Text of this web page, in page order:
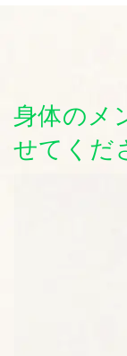
身体のメ
せてくだ